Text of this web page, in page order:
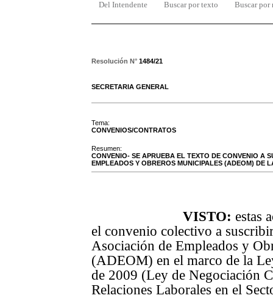
Del Intendente Buscar por texto Buscar por
Resolución N° 1484/21
SECRETARIA GENERAL
Tema:
CONVENIOS/CONTRATOS
Resumen:
CONVENIO- SE APRUEBA EL TEXTO DE CONVENIO A
EMPLEADOS Y OBREROS MUNICIPALES (ADEOM) DE
VISTO: estas
el convenio colectivo a
Asociación de Empleados y
(ADEOM) en el marco de la
de 2009 (Ley de Negociación
Relaciones Laborales en el